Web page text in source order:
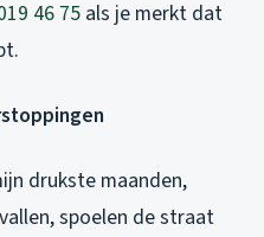
46 75 als je merkt dat
drukste maanden,
spoelen de straat